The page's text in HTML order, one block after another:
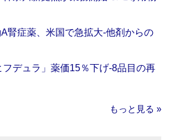
腎症薬、米国で急拡大‐他剤からの
フデュラ」薬価15％下げ‐8品目の再
もっと見る »